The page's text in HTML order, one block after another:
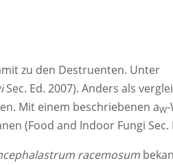
zu den Destruenten. Unter
Sec. Ed. 2007). Anders als
Mit einem beschriebenen aW
(Food and Indoor Fungi Sec.
racemosum